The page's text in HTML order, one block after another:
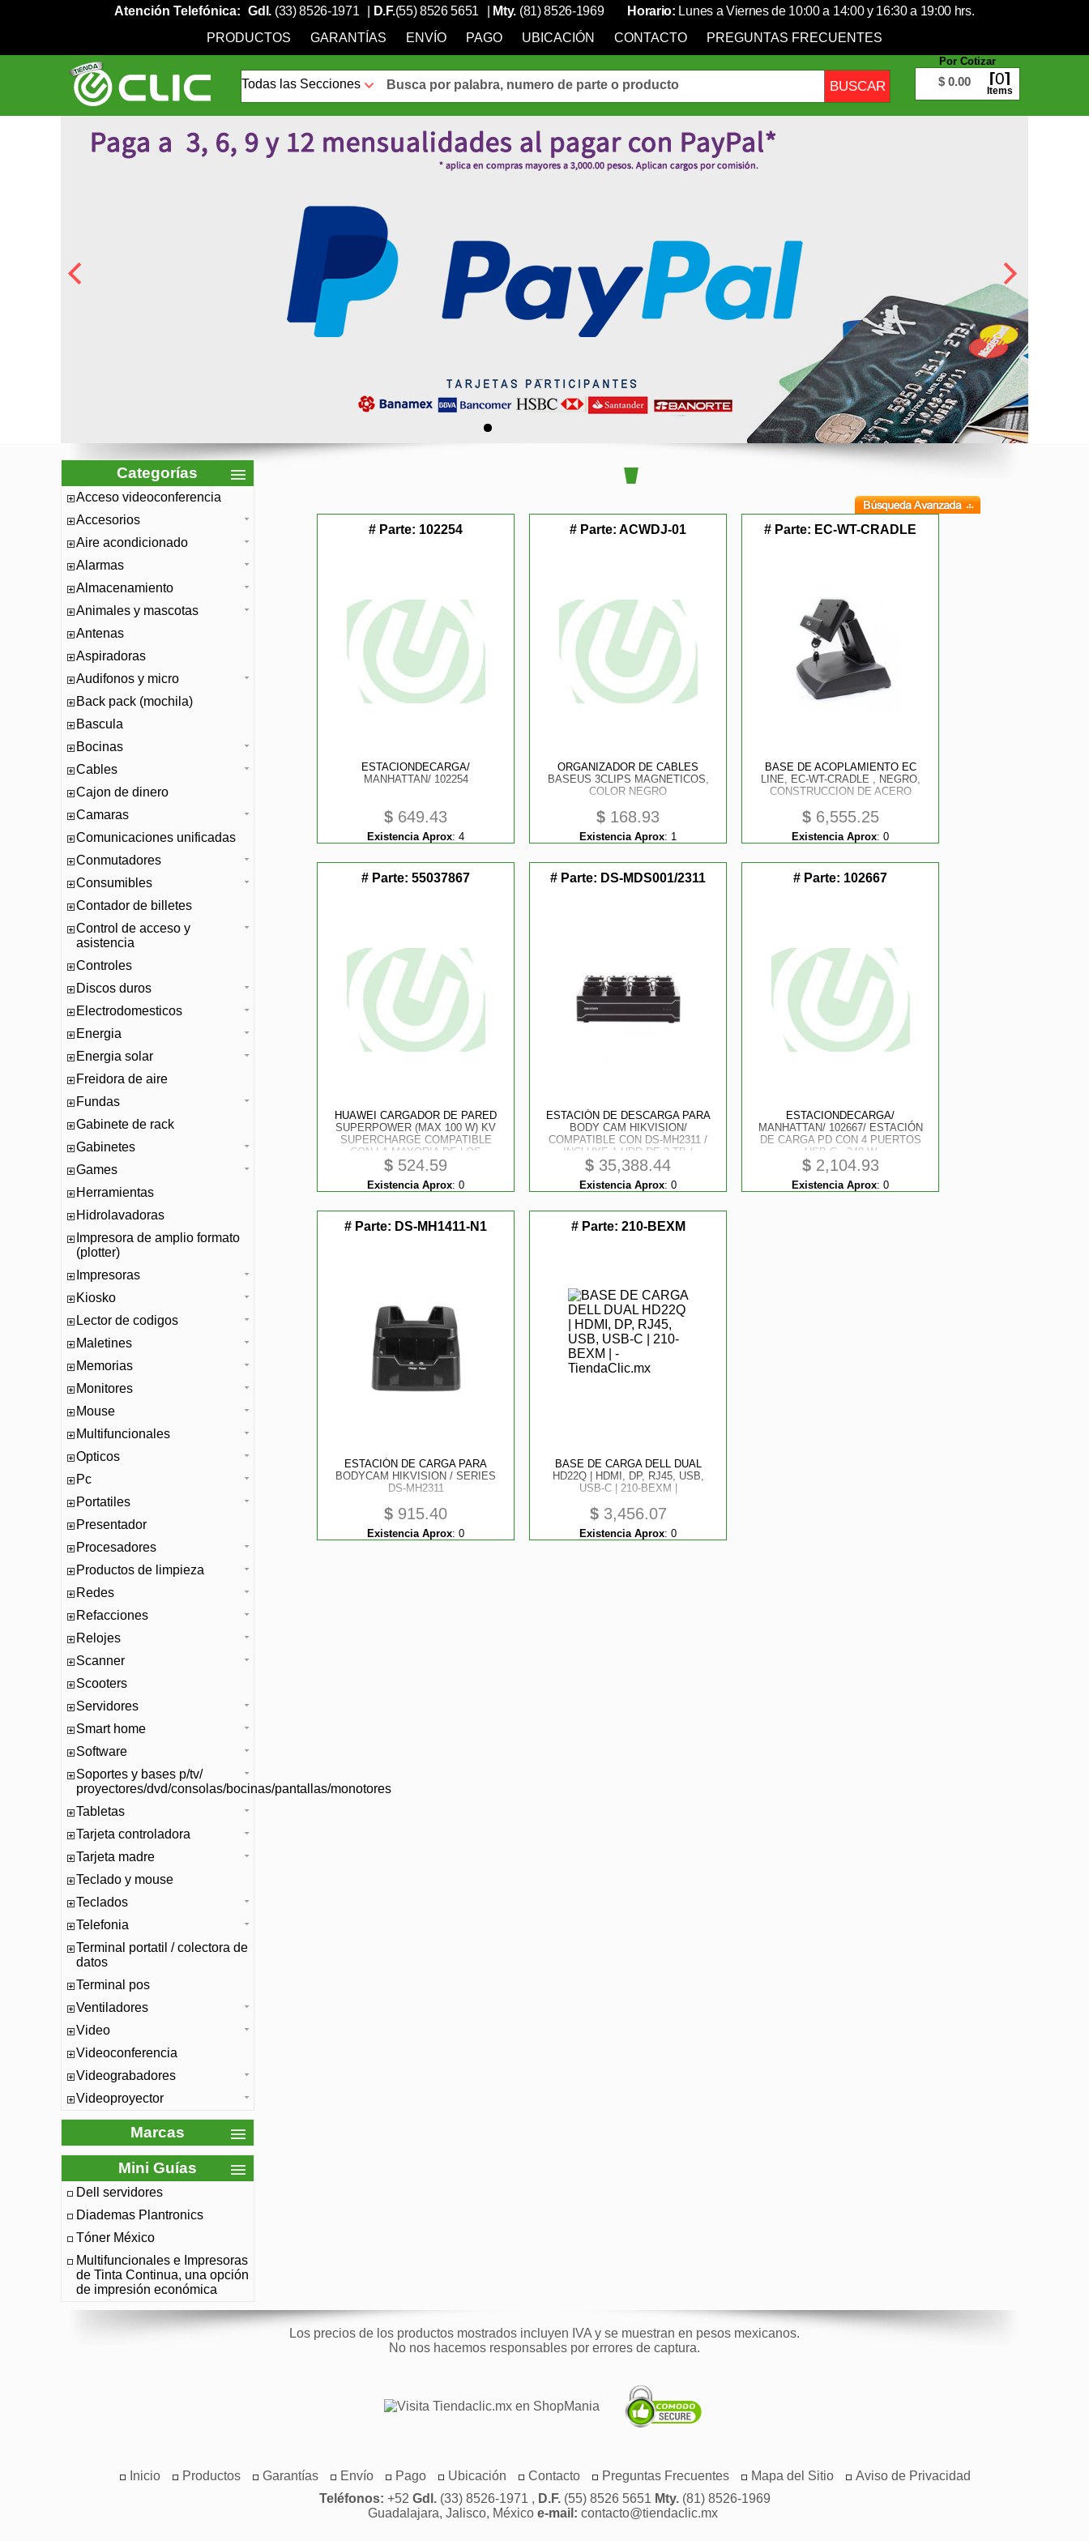
Atención Telefónica: Gdl. (33) 8526-1971 D.F.(55) 8526 5651 Mty. (81) 8526-1969 Horario: Lunes a Viernes de 10:00 a 14:00 y 16:30 a 19:00 hrs.
PRODUCTOS
GARANTÍAS ENVÍO PAGO UBICACIÓN CONTACTO PREGUNTAS FRECUENTES
Por Cotizar
$ 0.00 0
Items
Categorías
Acceso videoconferencia
Accesorios
Aire acondicionado
Alarmas
Almacenamiento
Animales y mascotas
Antenas
Aspiradoras
Audifonos y micro
Back pack (mochila)
Bascula
Bocinas
Cables
Cajon de dinero
Camaras
Comunicaciones unificadas
Conmutadores
Consumibles
Contador de billetes
Control de acceso y
asistencia
Controles
Discos duros
Electrodomesticos
Energia
Energia solar
Freidora de aire
Fundas
Gabinete de rack
Gabinetes
Games
Herramientas
Hidrolavadoras
Impresora de amplio formato
(plotter)
Impresoras
Kiosko
Lector de codigos
Maletines
Memorias
Monitores
Mouse
Multifuncionales
Opticos
Pc
Portatiles
Presentador
Procesadores
Productos de limpieza
Redes
Refacciones
Relojes
Scanner
Scooters
Servidores
Smart home
Software
Soportes y bases p/tv/
proyectores/dvd/consolas/bocinas/pantallas/monotores
Tabletas
Tarjeta controladora
Tarjeta madre
Teclado y mouse
Teclados
Telefonia
Terminal portatil / colectora de
datos
Terminal pos
Ventiladores
Video
Videoconferencia
Videograbadores
Videoproyector
Marcas
Mini Guías
Dell servidores
Diademas Plantronics
Tóner México
Multifuncionales e Impresoras
de Tinta Continua, una opción
de impresión económica
# Parte: 102254
ESTACIONDECARGA/
MANHATTAN/ 102254
$ 649.43
Existencia Aprox: 4
# Parte:ACWDJ-01
ORGANIZADOR DE CABLES
BASEUS 3CLIPS MAGNETICOS,
COLOR NEGRO
$ 168.93
Existencia Aprox: 1
# Parte: EC-WT-CRADLE
BASE DE ACOPLAMIENTO EC
LINE, EC-WT-CRADLE , NEGRO,
CONSTRUCCION DE ACERO
$6,555.25
Existencia Aprox: 0
# Parte:55037867
HUAWEI CARGADOR DE PARED
SUPERPOWER (MAX 100 W) KV
SUPERCHARGE COMPATIBLE
CON LA MAYORIA DE LOS
DISPOSITIVOS INTELIGENTES1
PUERTO COMBINADO USB-A Y,
USB-C TYPE-C. PARA IPHONE,
$ 524.59
Existencia Aprox: 0
# Parte: DS-MDS001/2311
ESTACIÓN DE DESCARGA PARA
BODY CAM HIKVISION/
COMPATIBLE CON DS-MH2311 /
INCLUYE 1 HDD DE 2 TB /
CONECTOR TIPO MINI USB
$ 35,388.44
Existencia Aprox: 0
# Parte: 102667
ESTACIONDECARGA/
MANHATTAN/ 102667/ ESTACIÓN
DE CARGA PD CON 4 PUERTOS
USB-C - 240 W
$2,104.93
Existencia Aprox: 0
# Parte: DS-MH1411-N1
ESTACIÓN DE CARGA PARA
BODYCAM HIKVISION / SERIES
DS-MH2311
$ 915.40
Existencia Aprox: 0
# Parte: 210-BEXM
BASE DE CARGA DELL DUAL
HD22Q | HDMI, DP, RJ45, USB,
USB-C | 210-BEXM |
$3,456.07
Existencia Aprox: 0
Los precios de los productos mostrados incluyen IVA y se muestran en pesos mexicanos.
No nos hacemos responsables por errores de captura.
Inicio Productos Garantías Envío Pago Ubicación Contacto Preguntas Frecuentes Mapa del Sitio
Aviso de Privacidad
Teléfonos: +52 Gdl.(33) 8526-1971 , D.F.(55) 8526 5651 Mty.(81) 8526-1969
Guadalajara, Jalisco, México e-mail: contacto@tiendaclic.mx